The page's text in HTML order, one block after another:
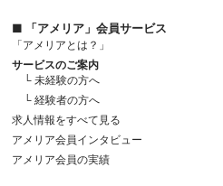
■ 「アメリア」会員サービス
「アメリアとは？」
サービスのご案内
└ 未経験の方へ
└ 経験者の方へ
求人情報をすべて見る
アメリア会員インタビュー
アメリア会員の実績